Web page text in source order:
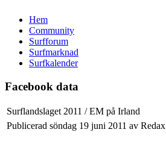
Hem
Community
Surfforum
Surfmarknad
Surfkalender
Facebook data
Surflandslaget 2011 / EM på Irland
Publicerad söndag 19 juni 2011 av Redax